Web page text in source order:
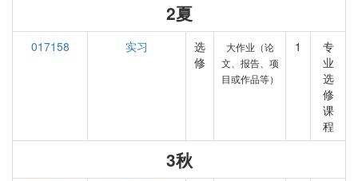
2夏
017158 实习
选
修
大作业（论
文、报告、项
目或作品等）
1
专
业
选
修
课
程
3秋